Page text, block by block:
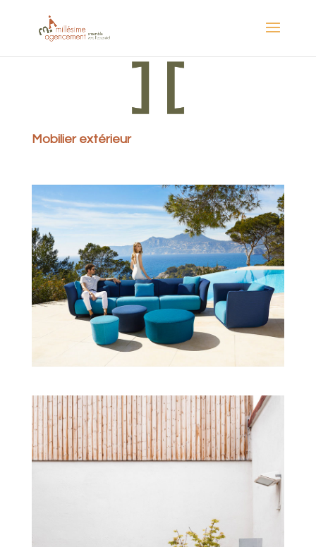
Mobilier extérieur